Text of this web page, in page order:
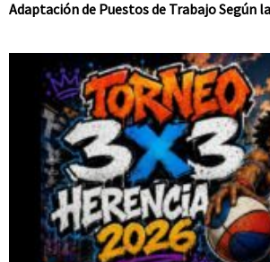
Adaptación de Puestos de Trabajo Según